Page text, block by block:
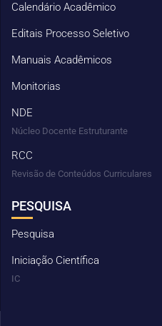
Calendário Acadêmico
Editais Processo Seletivo
Manuais Acadêmicos
Monitorias
NDE
Núcleo Docente Estruturante
RCC
Revisão de Conteúdos Curriculares
PESQUISA
Pesquisa
Iniciação Científica
IC